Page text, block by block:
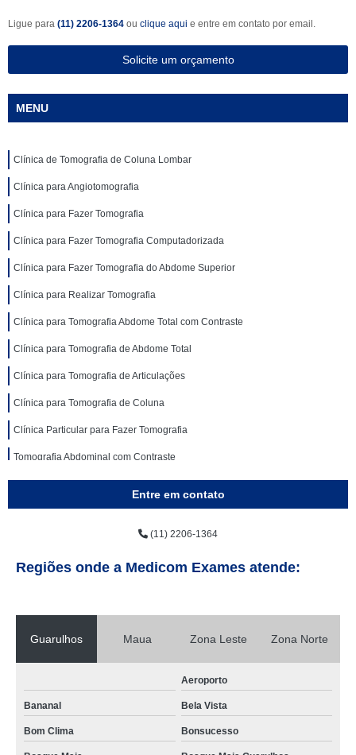
Ligue para (11) 2206-1364 ou clique aqui e entre em contato por email.
Solicite um orçamento
MENU
Clínica de Tomografia de Coluna Lombar
Clínica para Angiotomografia
Clínica para Fazer Tomografia
Clínica para Fazer Tomografia Computadorizada
Clínica para Fazer Tomografia do Abdome Superior
Clínica para Realizar Tomografia
Clínica para Tomografia Abdome Total com Contraste
Clínica para Tomografia de Abdome Total
Clínica para Tomografia de Articulações
Clínica para Tomografia de Coluna
Clínica Particular para Fazer Tomografia
Tomografia Abdominal com Contraste
Entre em contato
(11) 2206-1364
Regiões onde a Medicom Exames atende:
Guarulhos Maua Zona Leste Zona Norte
Aeroporto
Bananal Bela Vista
Bom Clima Bonsucesso